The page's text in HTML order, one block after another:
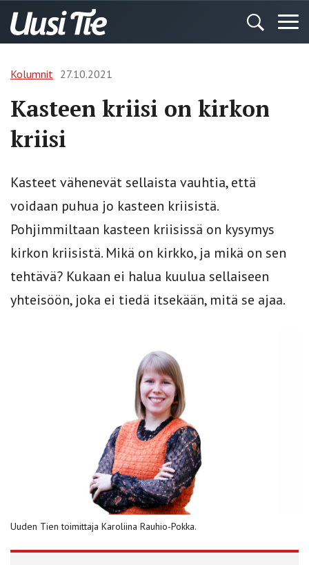
Kolumnit 27.10.2021
Kasteen kriisi on kirkon
kriisi
Kasteet vähenevät sellaista vauhtia, että
voidaan puhua jo kasteen kriisistä.
Pohjimmiltaan kasteen kriisissä on kysymys
kirkon kriisistä. Mikä on kirkko, ja mikä on sen
tehtävä? Kukaan ei halua kuulua sellaiseen
yhteisöön, joka ei tiedä itsekään, mitä se ajaa.
Uuden Tien toimittaja Karoliina Rauhio-Pokka.